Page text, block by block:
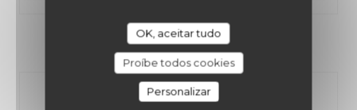
OK, aceitar tudo
Proíbe todos cookies
Personalizar
Plat
Ou Filet de daurade, risotto à la